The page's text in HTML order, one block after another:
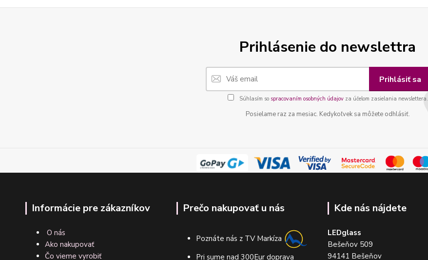
Prihlásenie do newslettra
Prihlásiť sa
Súhlasím so spracovaním osobných údajovza účelom zasielania newslettera.
Posielame raz za mesiac. Kedykoľvek sa môžete odhlásiť.
Informácie pre zákazníkov
O nás
Ako nakupovať
Čo vieme vyrobiť
Prečo nakupovať u nás
Poznáte nás z TV Markíza
Pri sume nad 300Eur doprava
Kde nás nájdete
LEDglass
Bešeňov 509
94141 Bešeňov